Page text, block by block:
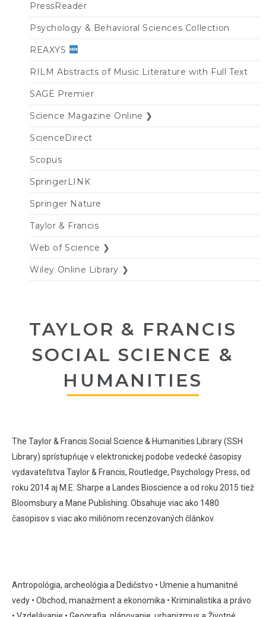
PressReader
Psychology & Behavioral Sciences Collection
REAXYS
RILM Abstracts of Music Literature with Full Text
SAGE Premier
Science Magazine Online ❯
ScienceDirect
Scopus
SpringerLINK
Springer Nature
Taylor & Francis
Web of Science ❯
Wiley Online Library ❯
TAYLOR & FRANCIS
SOCIAL SCIENCE &
HUMANITIES
The Taylor& Francis Social Science & Humanities Library(SSH
Library) sprístupňuje v elektronickej podobe vedecké časopisy
vydavateľstva Taylor& Francis, Routledge, Psychology Press, od
roku 2014aj M.E. Sharpe a Landes Bioscience a od roku 2015 tiež
Bloomsburya Mane Publishing Obsahuje viac ako 1480
časopisov s viac ako miliónom recenzovaných článkov.
Antropológia, archeológia a Dedičstvo • Umenie a humanitné
vedy • Obchod, manažment a ekonomika • Kriminalistika a právo